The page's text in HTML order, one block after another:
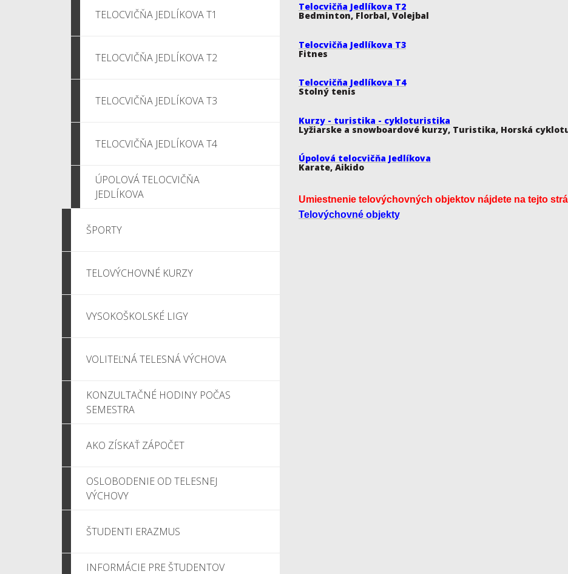
TELOCVIČŇA JEDLÍKOVA T1
TELOCVIČŇA JEDLÍKOVA T2
TELOCVIČŇA JEDLÍKOVA T3
TELOCVIČŇA JEDLÍKOVA T4
ÚPOLOVÁ TELOCVIČŇA
JEDLÍKOVA
ŠPORTY
TELOVÝCHOVNÉ KURZY
VYSOKOŠKOLSKÉ LIGY
VOLITEĽNÁ TELESNÁ VÝCHOVA
KONZULTAČNÉ HODINY POČAS
SEMESTRA
AKO ZÍSKAŤ ZÁPOČET
OSLOBODENIE OD TELESNEJ
VÝCHOVY
ŠTUDENTI ERAZMUS
INFORMÁCIE PRE ŠTUDENTOV
Telocvičňa Jedlíkova T2
Bedminton, Florbal, Volejbal
Telocvičňa Jedlíkova T3
Fitnes
Telocvičňa Jedlíkova T4
Stolný tenis
Kurzy - turistika - cykloturistika
Lyžiarske a snowboardové kurzy, Turistika, Horská
Úpolová telocvičňa Jedlíkova
Karate, Aikido
Umiestnenie telovýchovných objektov nájdete na tejto
Telovýchovné objekty